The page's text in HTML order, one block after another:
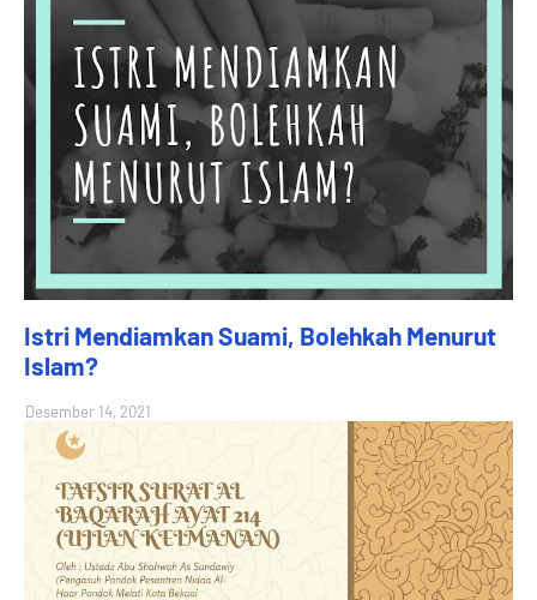
Istri Mendiamkan Suami, Bolehkah Menurut
Islam?
Desember 14, 2021